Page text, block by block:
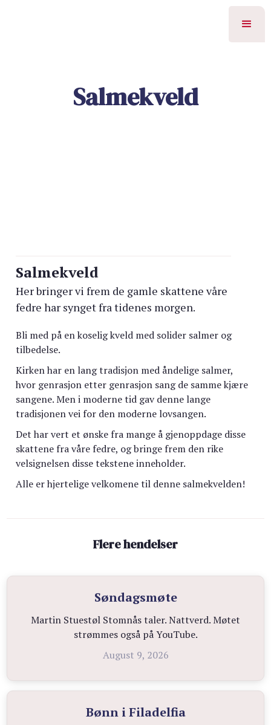
Salmekveld
Salmekveld
Her bringer vi frem de gamle skattene våre
fedre har synget fra tidenes morgen.
Bli med på en koselig kveld med solider salmer og
tilbedelse.
Kirken har en lang tradisjon med åndelige salmer,
hvor genrasjon etter genrasjon sang de samme kjære
sangene. Men i moderne tid gav denne lange
tradisjonen vei for den moderne lovsangen.
Det har vert et ønske fra mange å gjenoppdage disse
skattene fra våre fedre, og bringe frem den rike
velsignelsen disse tekstene inneholder.
Alle er hjertelige velkomene til denne salmekvelden!
Flere hendelser
Søndagsmøte
Martin Stuestøl Stomnås taler. Nattverd. Møtet
strømmes også på YouTube.
August 9, 2026
Bønn i Filadelfia